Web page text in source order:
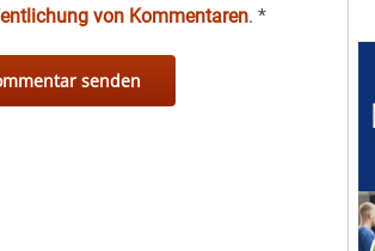
von Kommentaren.*